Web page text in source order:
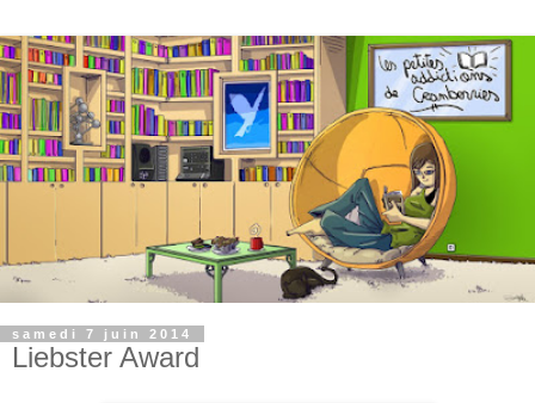
samedi 7 juin 2014
Liebster Award